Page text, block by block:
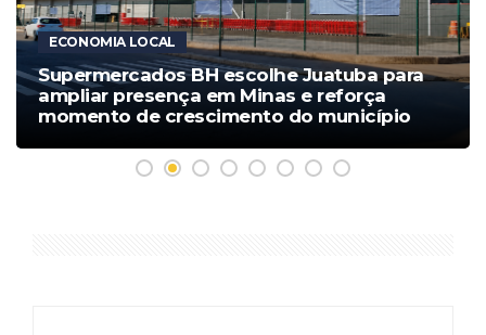
ECONOMIA LOCAL
Supermercados BH escolhe Juatuba para
ampliar presença em Minas e reforça
momento de crescimento do município